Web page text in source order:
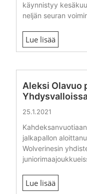
käynnistyy
neljän seuran
Lue lisää
Aleksi Olavuo
25.1.2021
jalkapallon
Wolverinesin
Lue lisää